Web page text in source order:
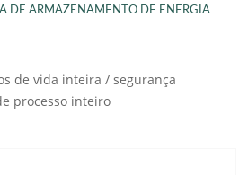
DE ARMAZENAMENTO DE ENERGIA
de vida inteira / segurança
processo inteiro